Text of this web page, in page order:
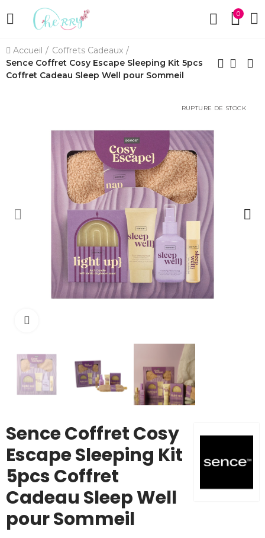
0
Accueil
Coffrets Cadeaux
Sence Coffret Cosy Escape Sleeping Kit 5pcs
Coffret Cadeau Sleep Well pour Sommeil
RUPTURE DE STOCK
Sence Coffret Cosy
Escape Sleeping Kit
5pcs Coffret
Cadeau Sleep Well
pour Sommeil